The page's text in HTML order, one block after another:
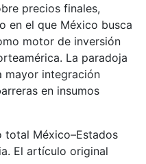
precios finales,
en el que México busca
motor de inversión
La paradoja
mayor integración
en insumos
total México–Estados
El artículo original